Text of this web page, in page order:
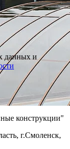
данных и
конструкции"
г.Смоленск,